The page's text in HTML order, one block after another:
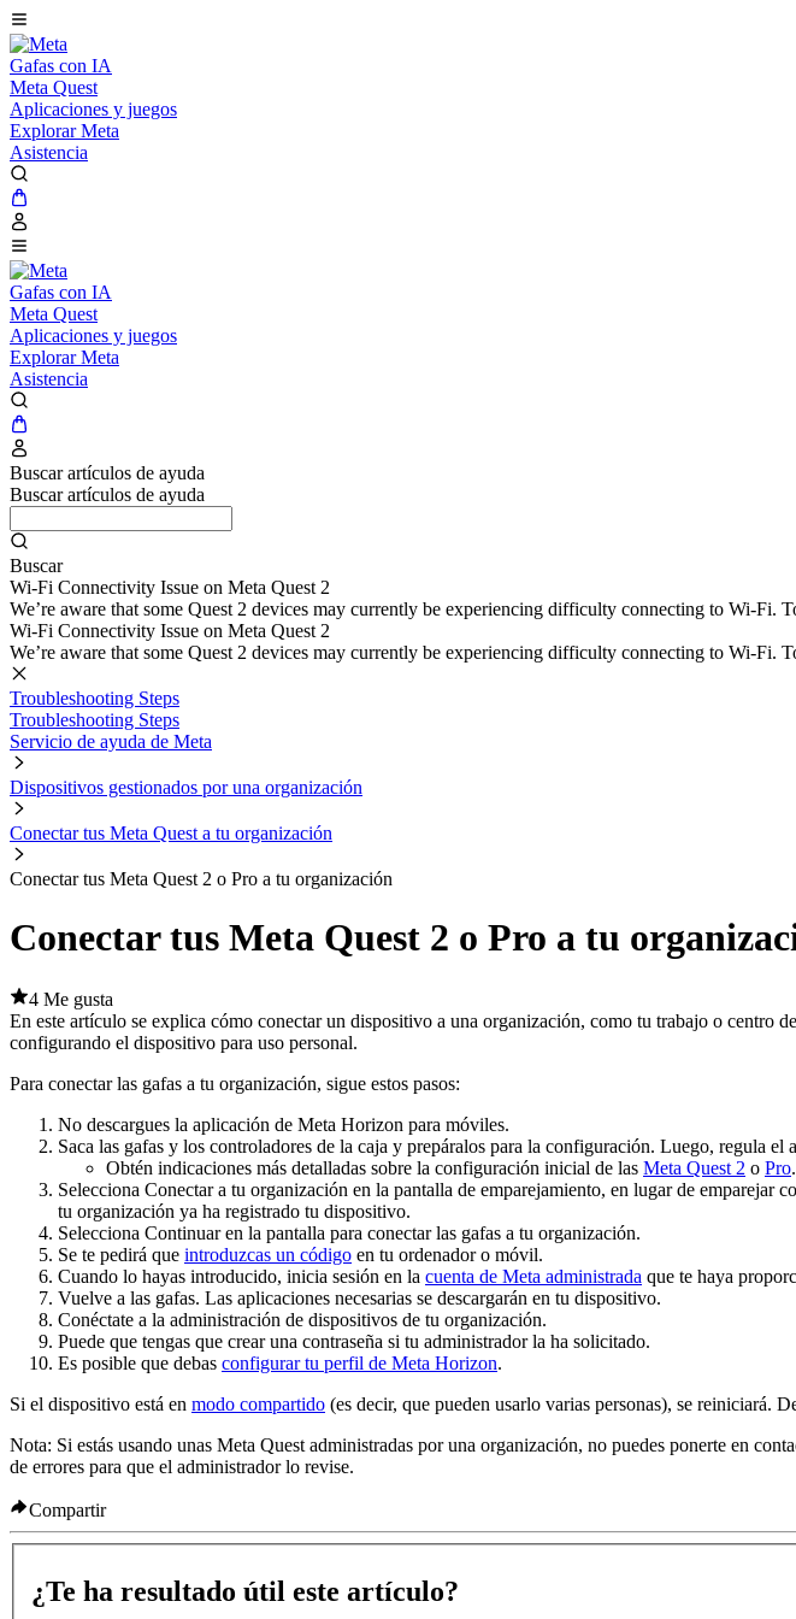
Gafas con IA
Meta Quest
Aplicaciones y juegos
Explorar Meta
Asistencia
Gafas con IA
Meta Quest
Aplicaciones y juegos
Explorar Meta
Asistencia
Buscar artículos de ayuda
Buscar artículos de ayuda
Buscar
Wi-Fi Connectivity Issue on Meta Quest 2
We’re aware that some Quest 2 devices may currently be experiencing difficulty connecting to Wi-Fi.
Wi-Fi Connectivity Issue on Meta Quest 2
We’re aware that some Quest 2 devices may currently be experiencing difficulty connecting to Wi-Fi.
Troubleshooting Steps
Troubleshooting Steps
Servicio de ayuda de Meta
Dispositivos gestionados por una organización
Conectar tus Meta Quest a tu organización
Conectar tus Meta Quest 2 o Pro a tu organización
Conectar tus Meta Quest 2 o Pro a tu
4 Me gusta
En este artículo se explica cómo conectar un dispositivo a una organización, como tu trabajo o centro
configurando el dispositivo para uso personal.
Para conectar las gafas a tu organización, sigue estos pasos:
No descargues la aplicación de Meta Horizon para móviles.
Saca las gafas y los controladores de la caja y prepáralos para la configuración. Luego, regula el
Obtén indicaciones más detalladas sobre la configuración inicial de las Meta Quest 2 o Pro.
Selecciona Conectar a tu organización en la pantalla de emparejamiento, en lugar de emparejar
tu organización ya ha registrado tu dispositivo.
Selecciona Continuaren la pantalla para conectar las gafas a tu organización.
Se te pedirá que introduzcas un código en tu ordenador o móvil.
Cuando lo hayas introducido, inicia sesión en la cuenta de Meta administrada que te haya
Vuelve a las gafas. Las aplicaciones necesarias se descargarán en tu dispositivo.
Conéctate a la administración de dispositivos de tu organización.
Puede que tengas que crear una contraseña si tu administrador la ha solicitado.
Es posible que debas configurar tu perfil de Meta Horizon.
Si el dispositivo está en modo compartido (es decir, que pueden usarlo varias personas), se reiniciará.
Nota: Si estás usando unas Meta Quest administradas por una organización, no puedes ponerte en
de errores para que el administrador lo revise.
Compartir
¿Te ha resultado útil este artículo?